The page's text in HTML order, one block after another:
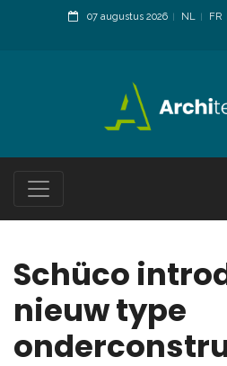
07 augustus 2026 NL FR
Schüco
nieuw type